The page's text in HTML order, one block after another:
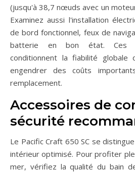
(jusqu'à 38,7 nœuds avec un
Examinez aussi l'installation
de bord fonctionnel, feux de
batterie en bon état. Ces
conditionnent la fiabilité
engendrer des coûts
remplacement.
Accessoires de
sécurité
Le Pacific Craft 650 SC se
intérieur optimisé. Pour profiter
mer, vérifiez la qualité du bain